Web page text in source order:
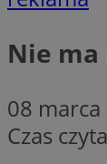
Nie
08
Czas